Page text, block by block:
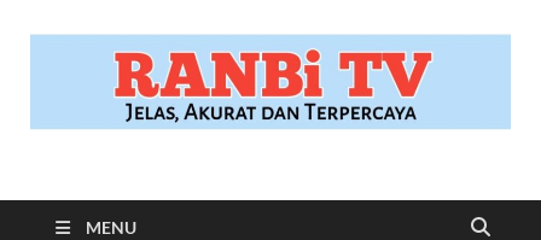
RANBITV.COM
MENU